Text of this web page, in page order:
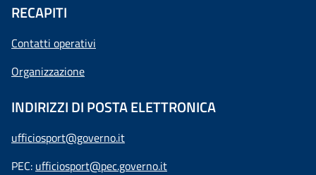
RECAPITI
Contatti operativi
Organizzazione
INDIRIZZI DI POSTA ELETTRONICA
ufficiosport@governo.it
PEC: ufficiosport@pec.governo.it